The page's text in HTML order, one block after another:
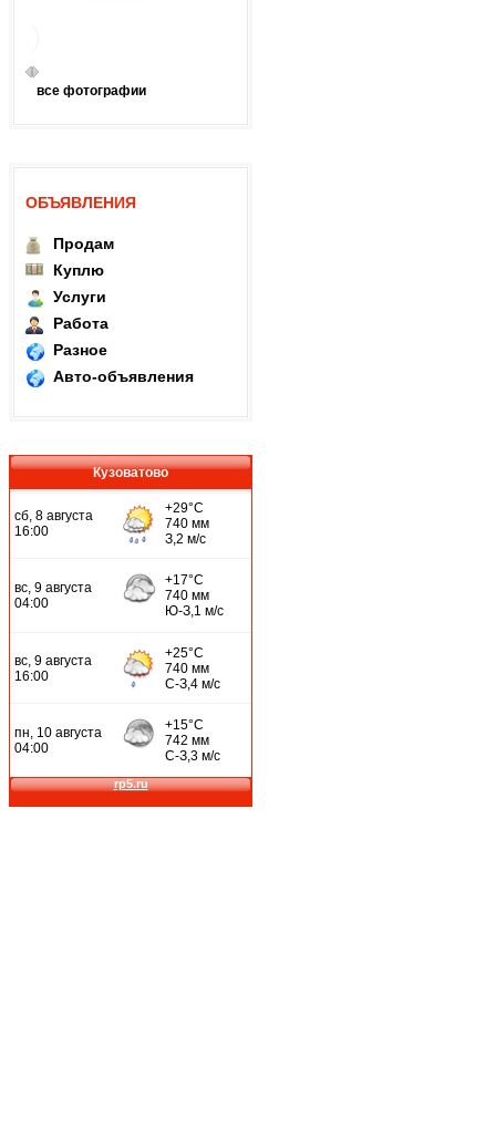
все фотографии
ОБЪЯВЛЕНИЯ
Продам
Куплю
Услуги
Работа
Разное
Авто-объявления
Кузоватово